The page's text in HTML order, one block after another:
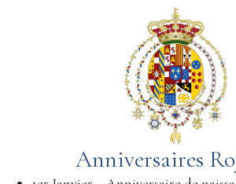
Anniversaires